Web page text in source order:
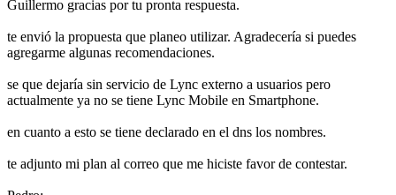
Guillermo gracias por tu pronta respuesta.
te envió la propuesta que planeo utilizar. Agradecería si puedes
agregarme algunas recomendaciones.
se que dejaría sin servicio de Lync externo a usuarios pero
actualmente ya no se tiene Lync Mobile en Smartphone.
en cuanto a esto se tiene declarado en el dns los nombres.
te adjunto mi plan al correo que me hiciste favor de contestar.